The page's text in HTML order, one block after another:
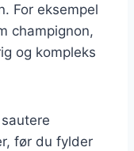
For eksempel
champignon,
og kompleks
før du fylder